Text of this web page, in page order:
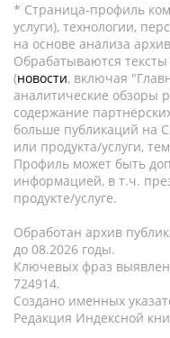
* Страница-профиль
услуги), технологии,
на основе анализа
Обрабатываются
(новости, включая
аналитические обзоры
содержание
больше публикаций на
или продукта/услуги,
Профиль может быть
информацией, в т.ч.
продукте/услуге.
Обработан архив
до 08.2026 годы.
Ключевых фраз
724914.
Создано именных
Редакция Индексной